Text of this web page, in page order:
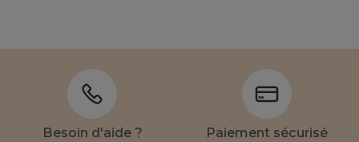
Besoin d'aide ?
Paiement sécurisé